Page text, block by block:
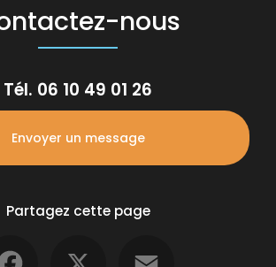
nous
Tél. 06 10 49 01 26
Envoyer un message
Partagez cette page